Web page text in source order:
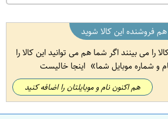
فروشنده این کالا شوید
را می بینند اگر شما هم می توانید این کالا را
و شماره موبایل شما اینجا خالیست
هم اکنون نام و موبایلتان را اضافه کنید